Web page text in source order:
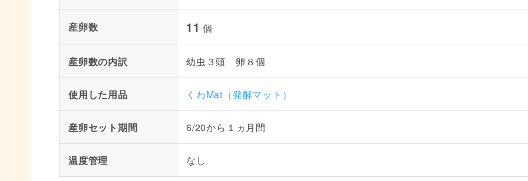
産卵数 11 個
産卵数の内訳 幼虫３頭 卵８個
使用した用品 くわMat（発酵マット）
産卵セット期間 6/20から１ヵ月間
温度管理 なし